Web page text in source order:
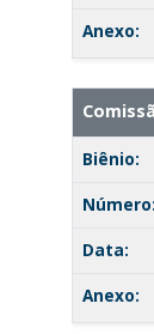
Anexo:
Biênio:
Número:
Data:
Anexo: